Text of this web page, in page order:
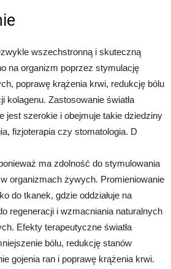
wszechstronną i skuteczną
na organizm poprzez stymulację
poprawę krążenia krwi, redukcję bólu
kolagenu. Zastosowanie światła
jest szerokie i obejmuje takie dziedziny
fizjoterapia czy stomatologia. D
ma zdolność do stymulowania
organizmach żywych. Promieniowanie
do tkanek, gdzie oddziałuje na
regeneracji i wzmacniania naturalnych
Efekty terapeutyczne światła
bólu, redukcję stanów
gojenia ran i poprawę krążenia krwi.